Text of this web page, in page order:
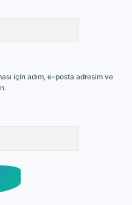
için adım, e-posta adresim ve